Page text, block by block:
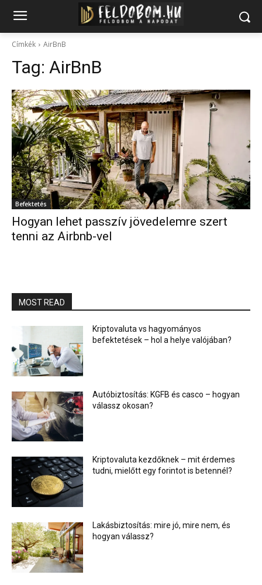
Címkék AirBnB
Tag: AirBnB
Befektetés
Hogyan lehet passzív jövedelemre szert
tenni az Airbnb-vel
MOST READ
Kriptovaluta vs hagyományos
befektetések – hol a helye valójában?
Autóbiztosítás: KGFB és casco – hogyan
válassz okosan?
Kriptovaluta kezdőknek – mit érdemes
tudni, mielőtt egy forintot is betennél?
Lakásbiztosítás: mire jó, mire nem, és
hogyan válassz?